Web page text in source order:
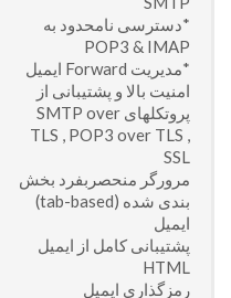
*دسترسی نامحدود به
POP3 & IMAP
*مدیریت Forward ایمیل
امنیت بالا و پشتیبانی از
پروتکلهای SMTP over
TLS , POP3 over TLS ,
SSL
مرورگر منحصربفرد بخش
بندی شده (tab-based)
ایمیل
پشتیبانی کامل از ایمیل
HTML
رمزگذاری ایمیل